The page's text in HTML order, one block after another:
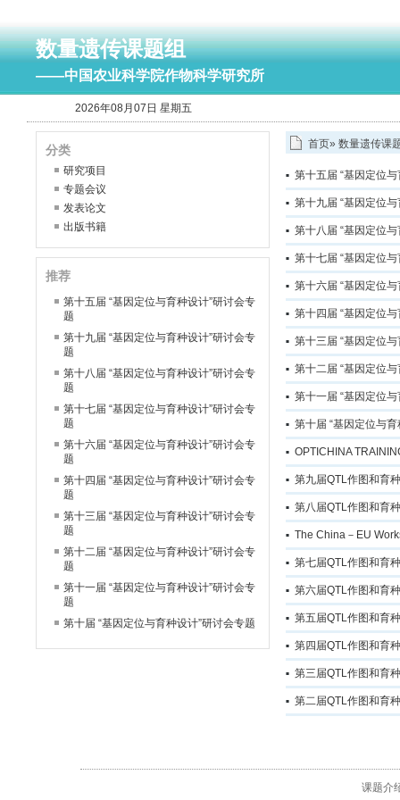
数量遗传课题组
——中国农业科学院作物科学研究所
2026年08月07日 星期五
分类
研究项目
专题会议
发表论文
出版书籍
推荐
第十五届 “基因定位与育种设计”研讨会专
题
第十九届 “基因定位与育种设计”研讨会专
题
第十八届 “基因定位与育种设计”研讨会专
题
第十七届 “基因定位与育种设计”研讨会专
题
第十六届 “基因定位与育种设计”研讨会专
题
第十四届 “基因定位与育种设计”研讨会专
题
第十三届 “基因定位与育种设计”研讨会专
题
第十二届 “基因定位与育种设计”研讨会专
题
第十一届 “基因定位与育种设计”研讨会专
题
第十届 “基因定位与育种设计”研讨会专题
首页» 数量遗传课
第十五届 “基因定位
第十九届 “基因定位
第十八届 “基因定位
第十七届 “基因定位
第十六届 “基因定位
第十四届 “基因定位
第十三届 “基因定位
第十二届 “基因定位
第十一届 “基因定位
第十届 “基因定位与
OPTICHINA
第九届QTL作图和育
第八届QTL作图和育
The China－EU
第七届QTL作图和育
第六届QTL作图和育
第五届QTL作图和育
第四届QTL作图和育
第三届QTL作图和育
第二届QTL作图和育
课题介